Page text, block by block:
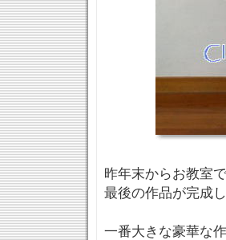
昨年末からお教室
最後の作品が完成
一番大きな豪華な